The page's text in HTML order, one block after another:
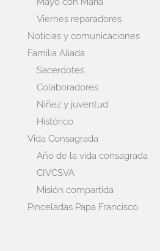
Viernes reparadores
Noticias y comunicaciones
Familia Aliada
Sacerdotes
Colaboradores
Niñez y juventud
Histórico
Vida Consagrada
Año de la vida consagrada
CIVCSVA
Misión compartida
Pinceladas Papa Francisco